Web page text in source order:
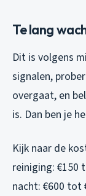
Te lang
Dit is volgens
signalen,
overgaat, en
is. Dan ben je
Kijk naar de
reiniging: €150
nacht: €600 tot